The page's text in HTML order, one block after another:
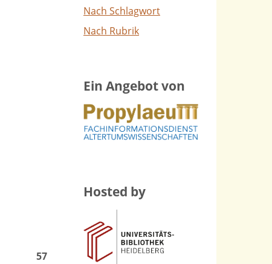
57
Nach Schlagwort
Nach Rubrik
Ein Angebot von
Hosted by